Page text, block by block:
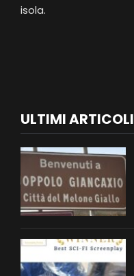
isola.
ULTIMI ARTICOLI